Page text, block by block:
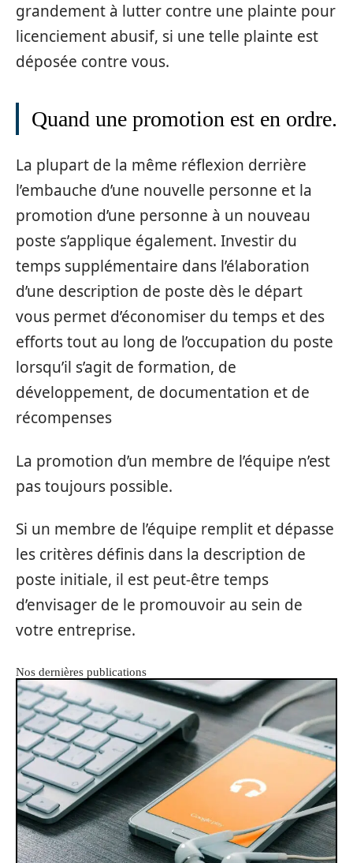
grandement à lutter contre une plainte pour
licenciement abusif, si une telle plainte est
déposée contre vous.
Quand une promotion est en ordre.
La plupart de la même réflexion derrière
l’embauche d’une nouvelle personne et la
promotion d’une personne à un nouveau
poste s’applique également. Investir du
temps supplémentaire dans l’élaboration
d’une description de poste dès le départ
vous permet d’économiser du temps et des
efforts tout au long de l’occupation du poste
lorsqu’il s’agit de formation, de
développement, de documentation et de
récompenses
La promotion d’un membre de l’équipe n’est
pas toujours possible.
Si un membre de l’équipe remplit et dépasse
les critères définis dans la description de
poste initiale, il est peut-être temps
d’envisager de le promouvoir au sein de
votre entreprise.
Nos dernières publications